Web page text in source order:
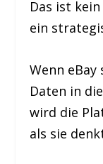
Das ist
ein
Wenn
Daten in
wird die
als sie